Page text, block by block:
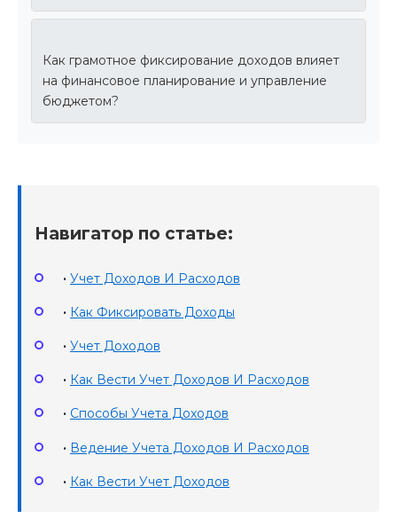
Как грамотное фиксирование доходов влияет
на финансовое планирование и управление
бюджетом?
Навигатор по статье:
• Учет Доходов И Расходов
• Как Фиксировать Доходы
• Учет Доходов
• Как Вести Учет Доходов И Расходов
• Способы Учета Доходов
• Ведение Учета Доходов И Расходов
• Как Вести Учет Доходов